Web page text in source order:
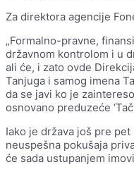
Za direktora agencije
„Formalno-pravne,
državnom kontrolom i u
ali će, i zato ovde
Tanjuga i samog imena
da se javi ko je
osnovano preduzeće
Iako je država još pre
neuspešna pokušaja
će sada ustupanjem